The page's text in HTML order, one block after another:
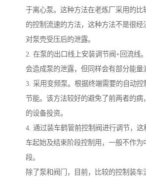
于离心泵。这种方法在老炼厂采用的比
的控制流速的方法，这种方法不是很经
对泵壳受压后的泄露。
2. 在泵的出口线上安装调节阀+回流线
会造成泵的泄露，但同样会有部分能量
3. 采用变频泵。根据终端需要的自动控
节能。该方法较好的避免了前两者的病
的设备投资。
4. 通过装车鹤管前控制阀进行调节，这
车起始及结束阶段控制用，一般不作为
段。
除了泵和阀门，目前，比较的控制装车